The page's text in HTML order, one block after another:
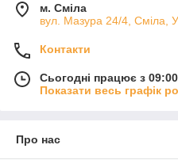
м. Сміла
вул. Мазура 24/4, Сміла,
Контакти
Сьогодні працює з
Показати весь графік
Про нас